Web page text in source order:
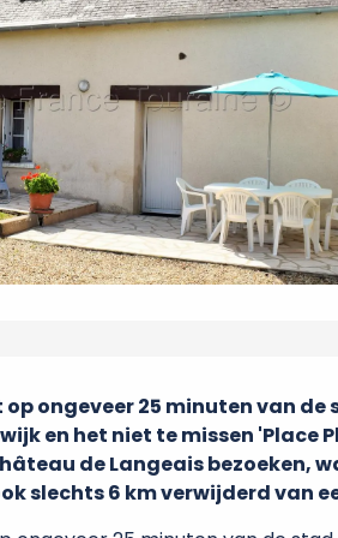
ongeveer 25 minuten van de
en het niet te missen 'Place
de Langeais bezoeken,
slechts 6 km verwijderd van